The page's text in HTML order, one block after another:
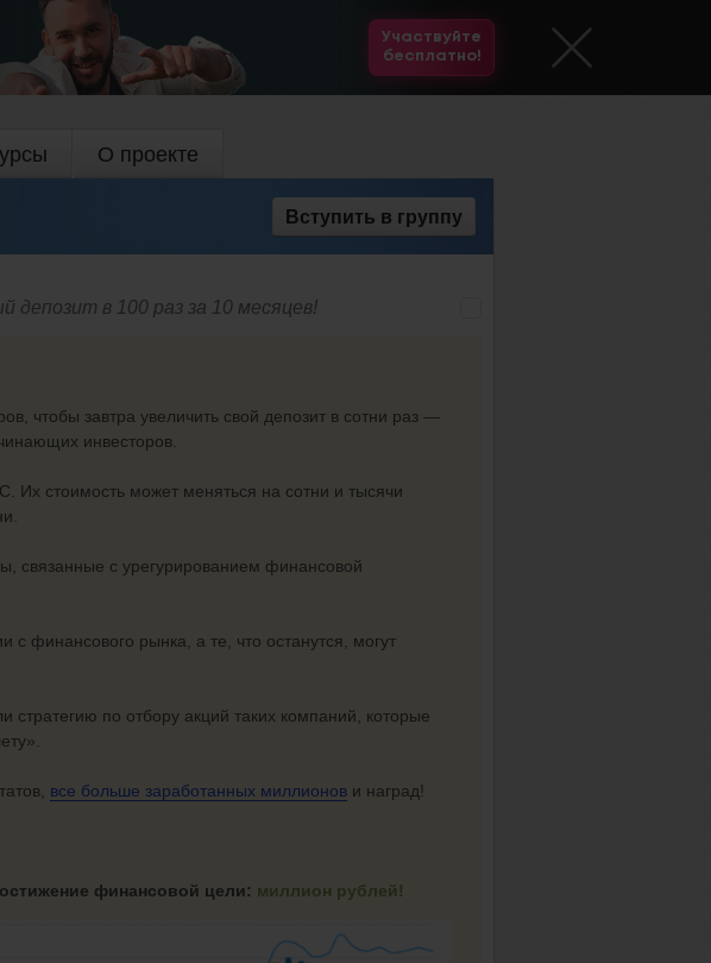
Участвуйте
бесплатно!
О проекте
Вступить в группу
депозит в 100 раз за 10 месяцев!
чтобы завтра увеличить свой депозит в сотни раз —
инвесторов.
стоимость может меняться на сотни и тысячи
связанные с урегурированием финансовой
с финансового рынка, а те, что останутся, могут
стратегию по отбору акций таких компаний, которые
все больше заработанных миллионов и наград!
финансовой цели: миллион рублей!